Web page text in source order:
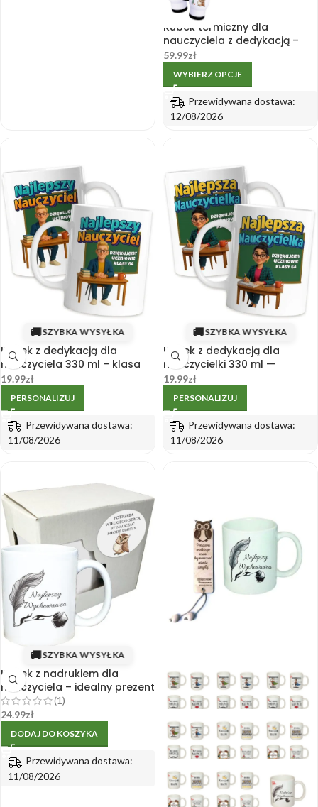
Kubek termiczny dla
nauczyciela z dedykacją –
420 ml, szczelny
59.99zł
WYBIERZ OPCJE
Przewidywana dostawa:
12/08/2026
🚚SZYBKA WYSYŁKA
Kubek z dedykacją dla
nauczyciela 330 ml – klasa
na nadruku (Personalizacja)
19.99zł
PERSONALIZUJ
Przewidywana dostawa:
11/08/2026
🚚SZYBKA WYSYŁKA
Kubek z dedykacją dla
nauczycielki 330 ml —
Najlepsza nauczycielka
19.99zł
PERSONALIZUJ
Przewidywana dostawa:
11/08/2026
🚚SZYBKA WYSYŁKA
Kubek z nadrukiem dla
nauczyciela – idealny prezent
(1)
24.99zł
DODAJ DO KOSZYKA
Przewidywana dostawa:
11/08/2026